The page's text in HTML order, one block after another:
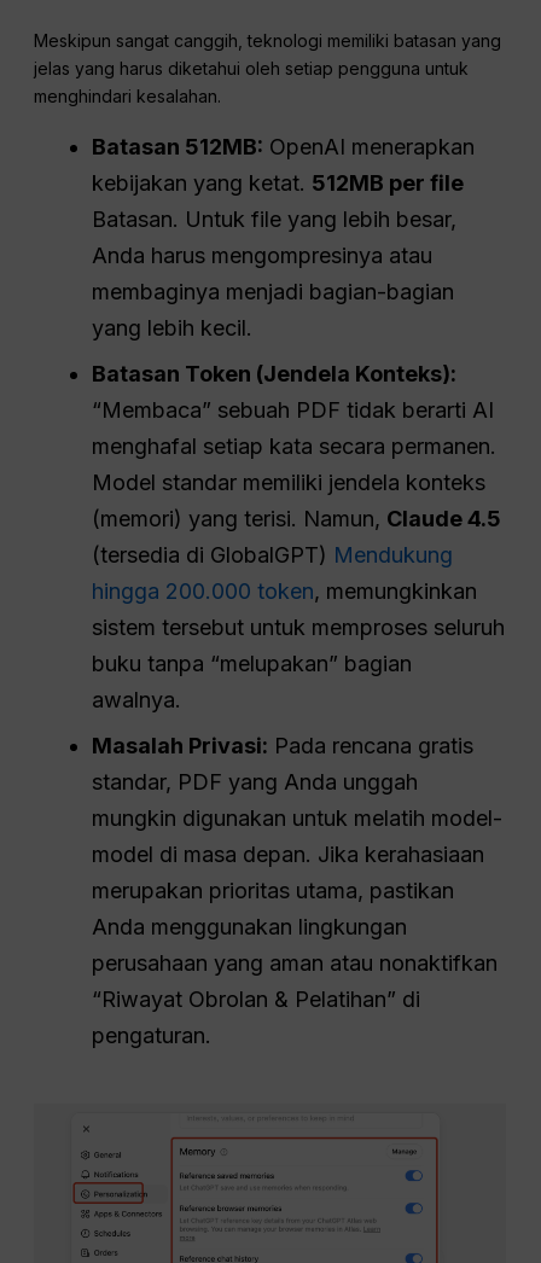
Meskipun sangat canggih, teknologi memiliki batasan yang
jelas yang harus diketahui oleh setiap pengguna untuk
menghindari kesalahan.
Batasan 512MB: OpenAI menerapkan
kebijakan yang ketat. 512MB per file
Batasan. Untuk file yang lebih besar,
Anda harus mengompresinya atau
membaginya menjadi bagian-bagian
yang lebih kecil.
Batasan Token (Jendela Konteks):
“Membaca” sebuah PDF tidak berarti AI
menghafal setiap kata secara permanen.
Model standar memiliki jendela konteks
(memori) yang terisi. Namun, Claude 4.5
(tersedia di GlobalGPT) Mendukung
hingga 200.000 token, memungkinkan
sistem tersebut untuk memproses seluruh
buku tanpa “melupakan” bagian
awalnya.
Masalah Privasi: Pada rencana gratis
standar, PDF yang Anda unggah
mungkin digunakan untuk melatih model-
model di masa depan. Jika kerahasiaan
merupakan prioritas utama, pastikan
Anda menggunakan lingkungan
perusahaan yang aman atau nonaktifkan
“Riwayat Obrolan & Pelatihan” di
pengaturan.